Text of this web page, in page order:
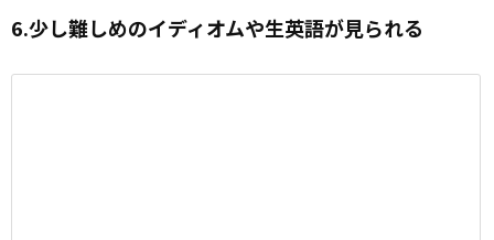
6.少し難しめのイディオムや生英語が見られる